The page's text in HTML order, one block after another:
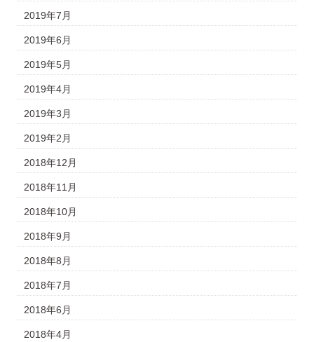
2019年7月
2019年6月
2019年5月
2019年4月
2019年3月
2019年2月
2018年12月
2018年11月
2018年10月
2018年9月
2018年8月
2018年7月
2018年6月
2018年4月